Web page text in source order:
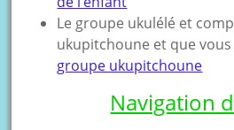
Le groupe ukulélé et
ukupitchoune et que
groupe ukupitchoune
Navigation